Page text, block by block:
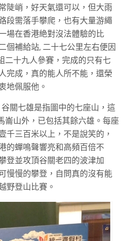
陡峭，好天氣還可以，但大雨
段需落手攀爬，也有大量游繩
場在香港絶對沒法體驗的比
個補給站, 二十七公里左右便因
二十九人參賽，完成的只有七
完成，真的能人所不能，還榮
地佩服他。
谷關七雄是指圖中的七座山，這
崙山外，已包括其餘六雄。每座
千三百米以上，不是說笑的，
的蟬鳴聲響亮和高頻百倍不
登並攻頂谷關老四的波津加
慢慢的攀登，自問真的沒有能
野登山比賽。